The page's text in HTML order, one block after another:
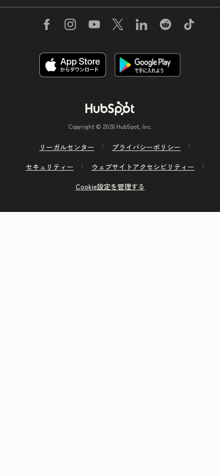
Copyright © 2026 HubSpot, Inc.
リーガルセンター
プライバシーポリシー
セキュリティー
ウェブサイトアクセシビリティー
Cookie設定を管理する